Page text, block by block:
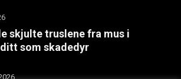
skjulte truslene fra mus i
som skadedyr